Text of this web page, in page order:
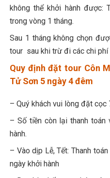
không thể khởi hành được:
trong vòng 1 tháng.
Sau 1 tháng không chọn
tour sau khi trừ đi các chi phí
Quy định đặt tour Côn
Tử Sơn 5 ngày 4 đêm
– Quý khách vui lòng đặt cọc
– Số tiền còn lại thanh toán
hành.
– Vào dịp Lễ, Tết: Thanh
ngày khởi hành